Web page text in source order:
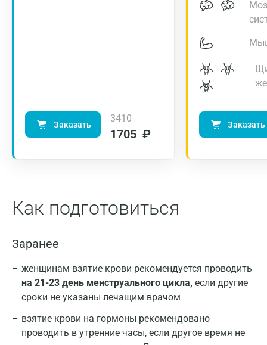
Заказать
3410
1705 ₽
Заказать
Как подготовиться
Заранее
женщинам взятие крови рекомендуется проводить
на 21-23 день менструального цикла, если другие
сроки не указаны лечащим врачом
взятие крови на гормоны рекомендовано
проводить в утренние часы, если другое время не
Нижний Новгород
Казань
Альметьевск
Апрелевка
Армавир